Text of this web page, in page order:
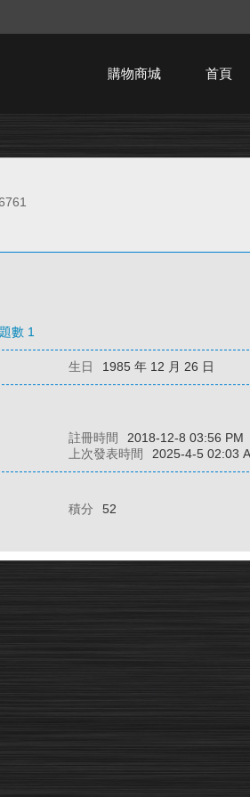
購物商城 首頁
數 1
生日 1985 年 12 月 26 日
註冊時間 2018-12-8 03:56 PM
上次發表時間 2025-4-5 02:03
積分 52